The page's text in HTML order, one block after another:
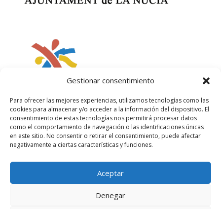
Gestionar consentimiento
Para ofrecer las mejores experiencias, utilizamos tecnologías como las
cookies para almacenar y/o acceder a la información del dispositivo. El
consentimiento de estas tecnologías nos permitirá procesar datos
como el comportamiento de navegación o las identificaciones únicas
en este sitio. No consentir o retirar el consentimiento, puede afectar
negativamente a ciertas características y funciones.
Aceptar
Denegar
Política de privacidad
Política de cookies
Aviso legal